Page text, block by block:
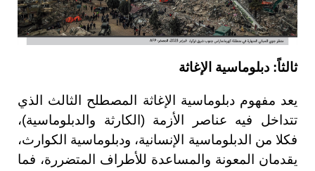
ثالثاً: دبلوماسية الإغاثة
يعد مفهوم دبلوماسية الإغاثة المصطلح الثالث الذي
تتداخل فيه عناصر الأزمة (الكارثة والدبلوماسية)،
فكلا من الدبلوماسية الإنسانية، ودبلوماسية الكوارث،
يقدمان المعونة والمساعدة للأطراف المتضررة، فما